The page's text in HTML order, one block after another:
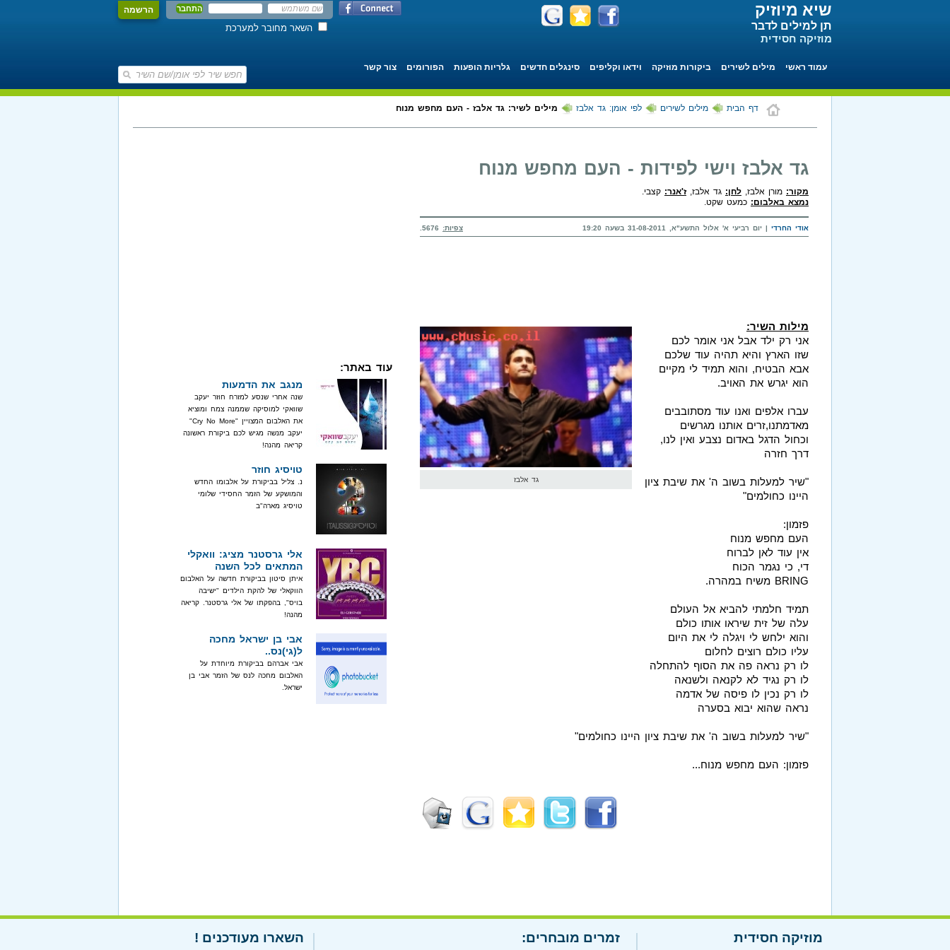
הרשמה
השאר מחובר למערכת
שיא מיוזיק
תן למילים לדבר
מוזיקה חסידית
עמוד ראשי מילים לשירים ביקורות מוזיקה וידאו וקליפים סינגלים חדשים גלריות הופעות הפורומים צור קשר
דף הבית מילים לשירים לפי אומן: גד אלבז מילים לשיר: גד אלבז - העם מחפש מנוח
גד אלבז וישי לפידות - העם מחפש מנוח
מקור: מורן אלבז, לחן: גד אלבז,ז'אנר: קצבי.
נמצא באלבום: כמעט שקט.
אודי החרדי | יום רביעי א' אלול התשע"א, 31-08-2011 בשעה 19:20 צפיות:
גד אלבז
מילות השיר:
אני רק ילד אבל אני אומר לכם
שזו הארץ והיא תהיה עוד שלכם
אבא הבטיח, והוא תמיד לי מקיים
הוא יגרש את האויב.
עברו אלפים ואנו עוד מסתובבים
מאדמתנו,זרים אותנו מגרשים
וכחול הדגל באדום נצבע ואין לנו,
דרך חזרה
"שיר למעלות בשוב ה' את שיבת ציון
היינו כחולמים"
פזמון:
העם מחפש מנוח
אין עוד לאן לברוח
די, כי נגמר הכוח
BRING משיח במהרה.
תמיד חלמתי להביא אל העולם
עלה של זית שיראו אותו כולם
והוא ילחש לי ויגלה לי את היום
עליו כולם רוצים לחלום
לו רק נראה פה את הסוף להתחלה
לו רק נגיד לא לקנאה ולשנאה
לו רק נכין לו פיסה של אדמה
נראה שהוא יבוא בסערה
"שיר למעלות בשוב ה' את שיבת ציון היינו כחולמים"
פזמון: העם מחפש מנוח...
עוד באתר:
מנגב את הדמעות
שנה אחרי שנסע למזרח חוזר יעקב
שוואקי למוסיקה שממנה צמח ומוציא
את האלבום המצויין "Cry No More"
יעקב מנשה מגיש לכם ביקורת ראשונה
קריאה מהנה!
טויסיג חוזר
נ. צליל בביקורת על אלבומו החדש
והמושקע של הזמר החסידי שלומי
טויסיג מארה"ב
אלי גרסטנר מציג: וואקלי
המתאים לכל השנה
איתן סיטון בביקורת חדשה על האלבום
הווקאלי של להקת הילדים "ישיבה
בויס", בהפקתו של אלי גרסטנר. קריאה
מהנה!
אבי בן ישראל מחכה
ל(גי)נס..
אבי אברהם בביקורת מיוחדת על
האלבום מחכה לנס של הזמר אבי בן
ישראל.
מוזיקה חסידית זמרים מובחרים: השארו מעודכנים !